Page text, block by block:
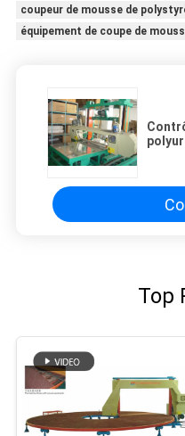
coupeur de mousse de
équipement de coupe de
Top